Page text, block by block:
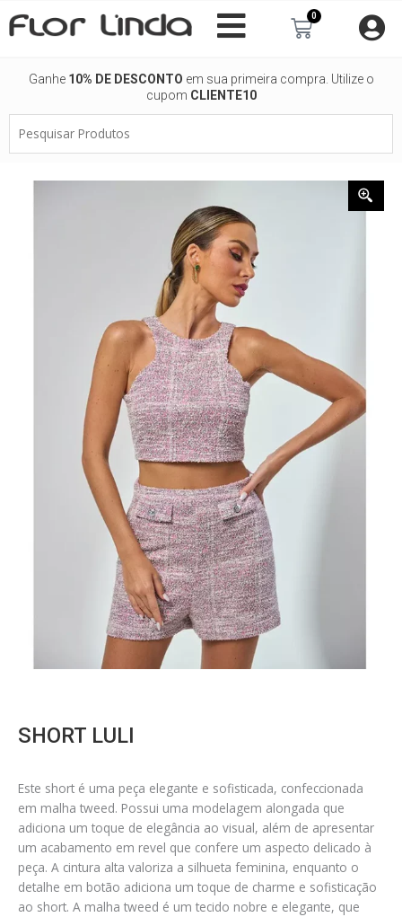
para
0
Carrinho
Ganhe 10% DE DESCONTO em sua primeira compra. Utilize o
cupom CLIENTE10
Produtos
SHORT LULI
Este short é uma peça elegante e sofisticada, confeccionada
em malha tweed. Possui uma modelagem alongada que
adiciona um toque de elegância ao visual, além de apresentar
um acabamento em revel que confere um aspecto delicado à
peça. A cintura alta valoriza a silhueta feminina, enquanto o
detalhe em botão adiciona um toque de charme e sofisticação
ao short. A malha tweed é um tecido nobre e elegante, que